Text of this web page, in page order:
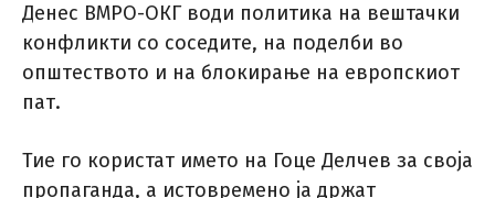
Денес ВМРО-ОКГ води политика на вештачки
конфликти со соседите, на поделби во
општеството и на блокирање на европскиот
пат.
Тие го користат името на Гоце Делчев за своја
пропаганда, а истовремено ја држат